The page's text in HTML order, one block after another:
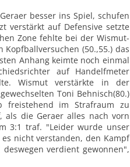
besser ins Spiel, schufen
verstärkt auf Defensive setzte
Zone fehlte bei der Wismut-
Kopfballversuchen (50.,55.) das
Anhang keimte noch einmal
auf Handelfmeter
Wismut verstärkte in der
Toni Behnisch(80.)
freistehend im Strafraum zu
als die Geraer alles nach vorn
3:1 traf. "Leider wurde unser
nicht verstanden, den Kampf
verdient gewonnen",